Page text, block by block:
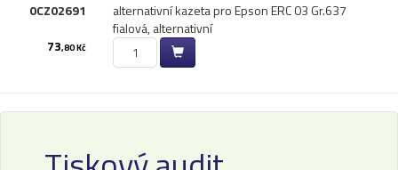
0CZ02691
alternativní kazeta pro Epson ERC 03 Gr.​637
fialová,​ alternativní
73,80 Kč